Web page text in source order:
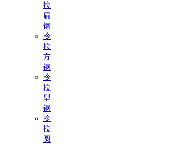
拉
扁
钢
冷
拉
方
钢
冷
拉
型
钢
冷
拉
圆